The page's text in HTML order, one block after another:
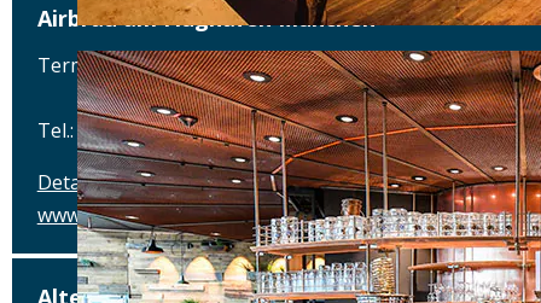
Airbräu am Flughafen München
Terminalstraße Mitte 18, 85356 München-Flughafen
Tel.: Tel.: 089 - 97593111
Details
www.airbraeu.de